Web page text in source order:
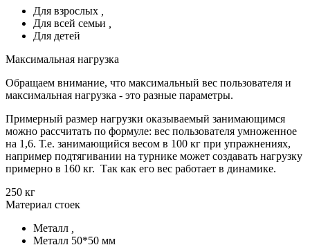
Для взрослых
Для всей семьи
Для детей
Максимальная нагрузка
Обращаем внимание, что максимальный вес пользователя и
максимальная нагрузка - это разные параметры.
Примерный размер нагрузки оказываемый занимающимся
можно рассчитать по формуле: вес пользователя умноженное
на 1,6. Т.е. занимающийся весом в 100 кг при упражнениях,
например подтягивании на турнике может создавать нагрузку
примерно в 160 кг. Так как его вес работает в динамике.
250 кг
Материал стоек
Металл
Металл 50*50 мм